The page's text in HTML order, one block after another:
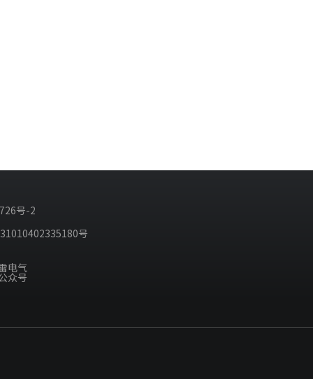
号-2
号
电气
众号